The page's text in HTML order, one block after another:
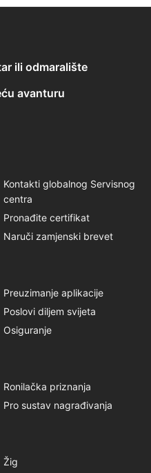
ili odmaralište
avanturu
Kontakti globalnog Servisnog
centra
Pronađite certifikat
Naruči zamjenski brevet
Preuzimanje aplikacije
Poslovi diljem svijeta
Osiguranje
Ronilačka priznanja
Pro sustav nagrađivanja
Žig